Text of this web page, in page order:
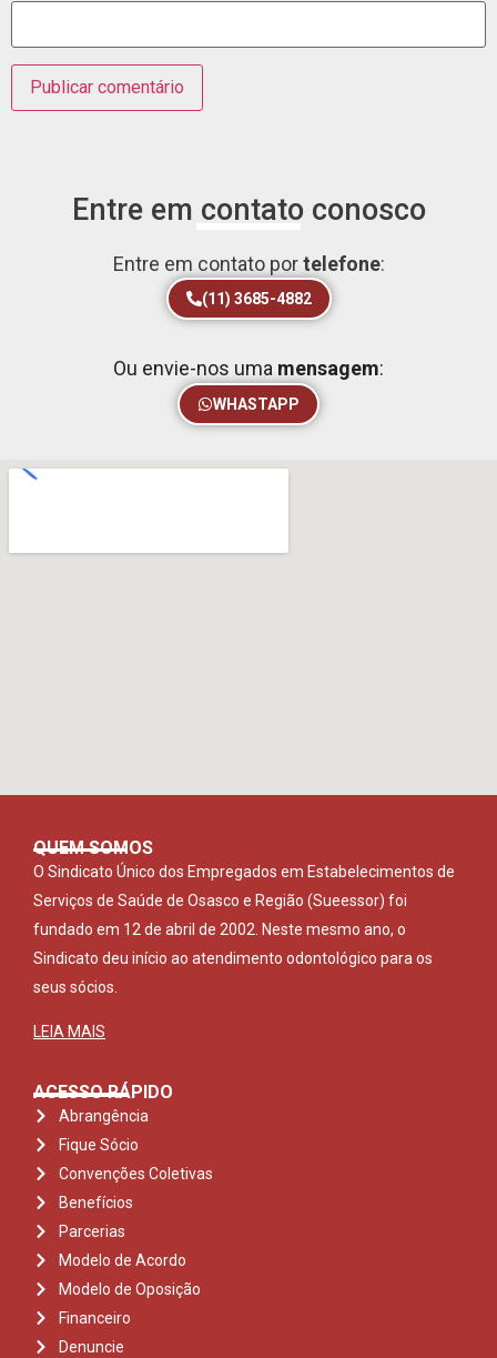
Entre em contato conosco
Entre em contato portelefone:
(11) 3685-4882
Ou envie-nos uma mensagem:
WHASTAPP
QUEM SOMOS
O Sindicato Único dos Empregados em Estabelecimentos de
Serviços de Saúde de Osasco e Região (Sueessor) foi
fundado em 12 de abril de 2002. Neste mesmo ano, o
Sindicato deu início ao atendimento odontológico para os
seus sócios.
LEIA MAIS
ACESSO RÁPIDO
Abrangência
Fique Sócio
Convenções Coletivas
Benefícios
Parcerias
Modelo de Acordo
Modelo de Oposição
Financeiro
Denuncie